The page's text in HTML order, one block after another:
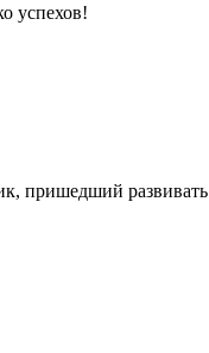
успехов!
развивать